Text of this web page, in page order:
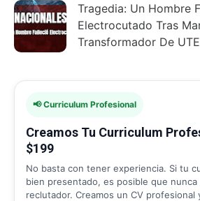
Tragedia: Un Hombre
Electrocutado Tras
Transformador De UTE
📢 Curriculum Profesional
Creamos Tu Curriculum
$199
No basta con tener experiencia. Si tu
bien presentado, es posible que nunca
reclutador. Creamos un CV profesional